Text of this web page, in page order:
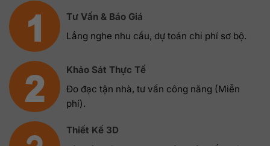
Tư Vấn & Báo Giá
Lắng nghe nhu cầu, dự toán chi phí sơ bộ.
Khảo Sát Thực Tế
Đo đạc tận nhà, tư vấn công năng (Miễn
phí).
Thiết Kế 3D